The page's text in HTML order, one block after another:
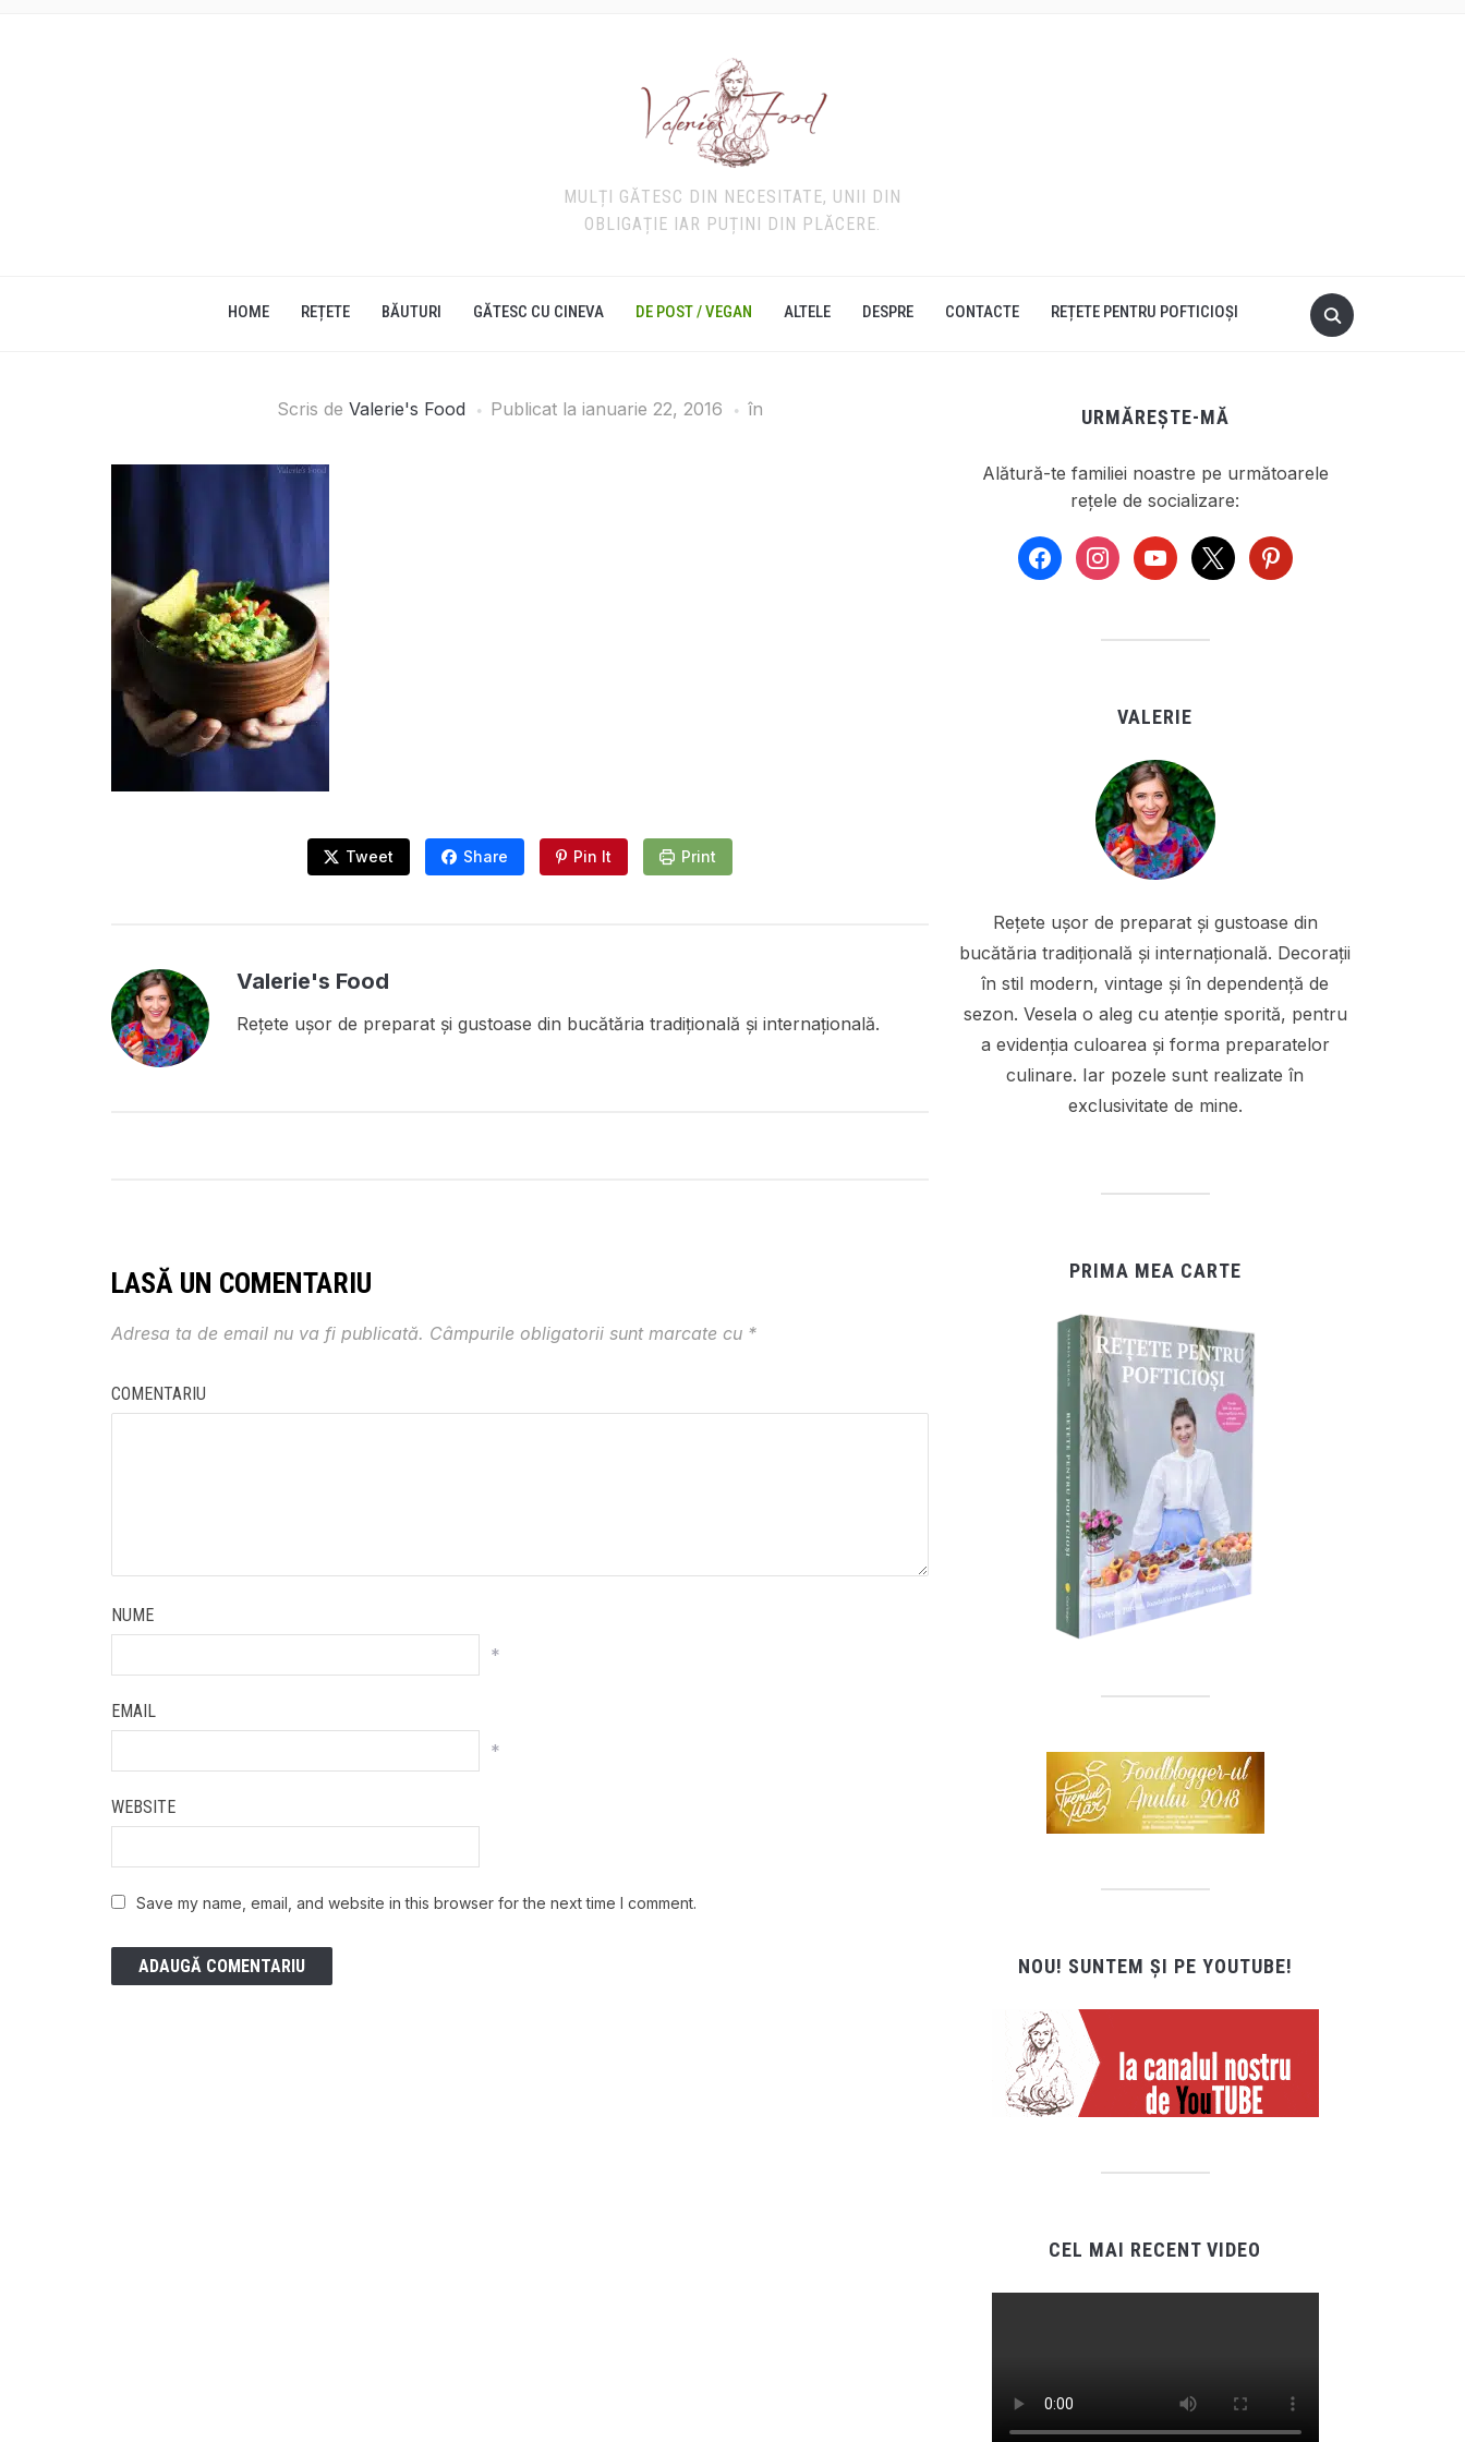
MULȚI GĂTESC DIN NECESITATE, UNII DIN
OBLIGAȚIE IAR PUȚINI DIN PLĂCERE.
HOME REȚETE BĂUTURI GĂTESC CU CINEVA DE POST / VEGAN ALTELE DESPRE CONTACTE REȚETE PENTRU POFTICIOȘI
Scris de Valerie's Food Publicat la ianuarie 22, 2016 în
Tweet Share Pin It Print
Valerie's Food
Rețete ușor de preparat și gustoase din bucătăria tradițională și internațională.
LASĂ UN COMENTARIU
Adresa ta de email nu va fi publicată. Câmpurile obligatorii sunt marcate cu *
COMENTARIU
NUME
*
EMAIL
*
WEBSITE
Save my name, email, and website in this browser for the next time I comment.
URMĂREȘTE-MĂ
Alătură-te familiei noastre pe următoarele
rețele de socializare:
facebookinstagramyoutube
x pinterest
VALERIE
Rețete ușor de preparat și gustoase din
bucătăria tradițională și internațională. Decorații
în stil modern, vintage și în dependență de
sezon. Vesela o aleg cu atenție sporită, pentru
a evidenția culoarea și forma preparatelor
culinare. Iar pozele sunt realizate în
exclusivitate de mine.
PRIMA MEA CARTE
NOU! SUNTEM ȘI PE YOUTUBE!
CEL MAI RECENT VIDEO